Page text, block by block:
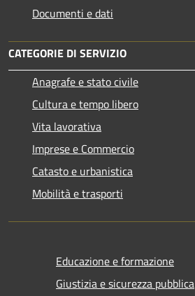
Documenti e dati
CATEGORIE DI SERVIZIO
Anagrafe e stato civile
Cultura e tempo libero
Vita lavorativa
Imprese e Commercio
Catasto e urbanistica
Mobilità e trasporti
Educazione e formazione
Giustizia e sicurezza pubblica